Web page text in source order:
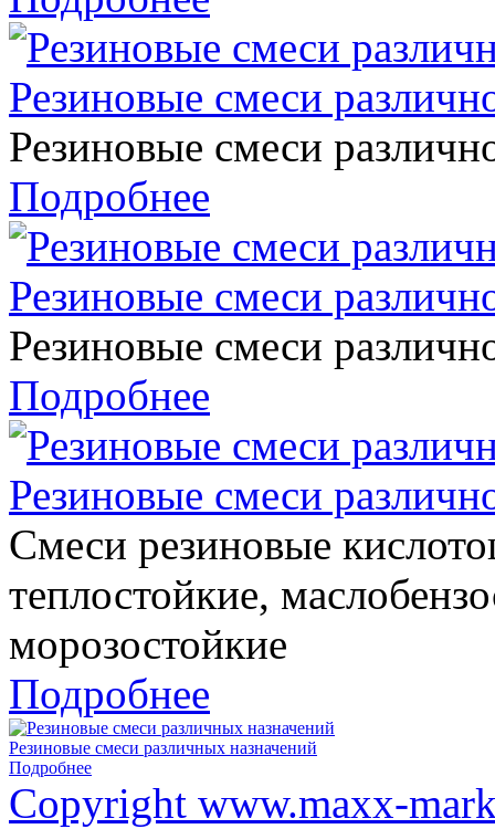
Резиновые смеси
Резиновые смеси
Подробнее
Резиновые смеси
Резиновые смеси
Подробнее
Резиновые смеси
Смеси резиновые
теплостойкие,
морозостойкие
Подробнее
Резиновые смеси различных назначений
Подробнее
Copyright www.maxx-